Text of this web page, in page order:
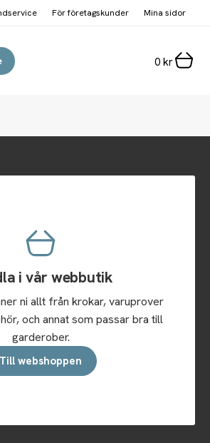
0 kr
För företagskunder Mina sidor
i vår webbutik
ni allt från krokar, varuprover
och annat som passar bra till
garderober.
Till webshoppen